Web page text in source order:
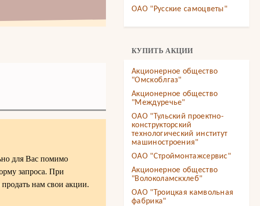
для Вас помимо
запроса. При
продать нам свои акции.
ОАО "Русские самоцветы"
КУПИТЬ АКЦИИ
Акционерное общество
"Омскоблгаз"
Акционерное общество
"Междуречье"
ОАО "Тульский проектно-
конструкторский
технологический институт
машиностроения"
ОАО "Строймонтажсервис"
Акционерное общество
"Волоколамскхлеб"
ОАО "Троицкая камвольная
фабрика"